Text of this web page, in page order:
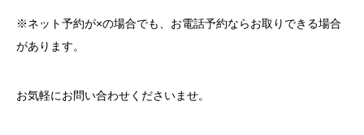
※ネット予約が×の場合でも、お電話予約ならお取りできる場合
があります。
お気軽にお問い合わせくださいませ。